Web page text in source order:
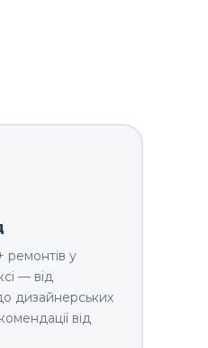
ремонтів у
— від
дизайнерських
від